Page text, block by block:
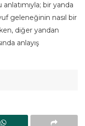
bir yanda
geleneğinin nasıl bir
diğer yandan
anlayış